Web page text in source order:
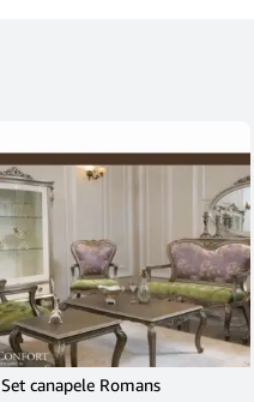
Set canapele Romans